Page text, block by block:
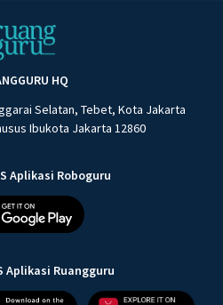
HQ
Selatan, Tebet, Kota Jakarta
Ibukota Jakarta 12860
Aplikasi Roboguru
Aplikasi Ruangguru